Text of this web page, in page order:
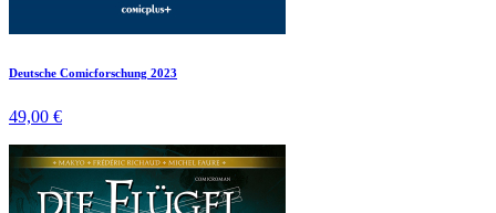
Deutsche Comicforschung 2023
49,00 €